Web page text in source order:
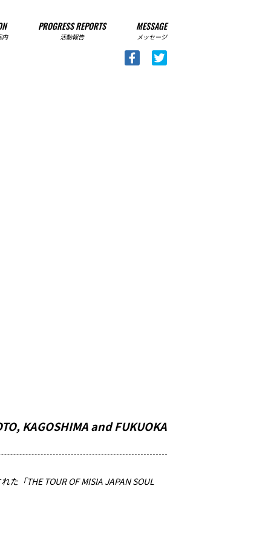
内
PROGRESS REPORTS
活動報告
MESSAGE
メッセージ
KAGOSHIMA and FUKUOKA
「THE TOUR OF MISIA JAPAN SOUL